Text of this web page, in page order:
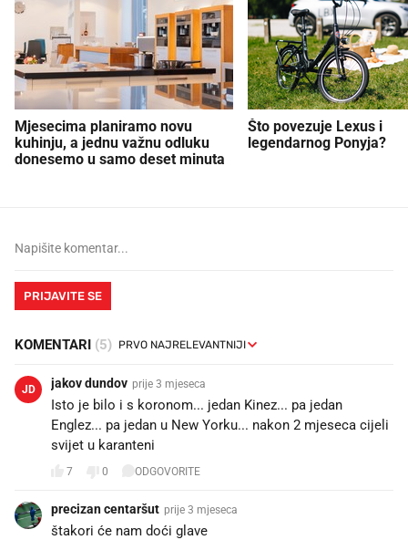
Mjesecima planiramo novu
kuhinju, a jednu važnu odluku
donesemo u samo deset minuta
Što povezuje Lexus i
legendarnog Ponyja?
PRIJAVITE SE
KOMENTARI (5)
JD jakov dundov prije 3 mjeseca
Isto je bilo i s koronom... jedan Kinez... pa jedan
Englez... pa jedan u New Yorku... nakon 2 mjeseca cijeli
svijet u karanteni
7 0 ODGOVORITE
precizan centaršut prije 3 mjeseca
štakori će nam doći glave